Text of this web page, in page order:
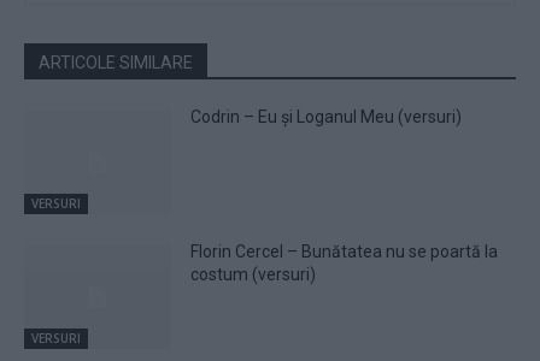
ARTICOLE SIMILARE
VERSURI
Codrin – Eu și Loganul Meu (versuri)
VERSURI
Florin Cercel – Bunătatea nu se poartă la
costum (versuri)